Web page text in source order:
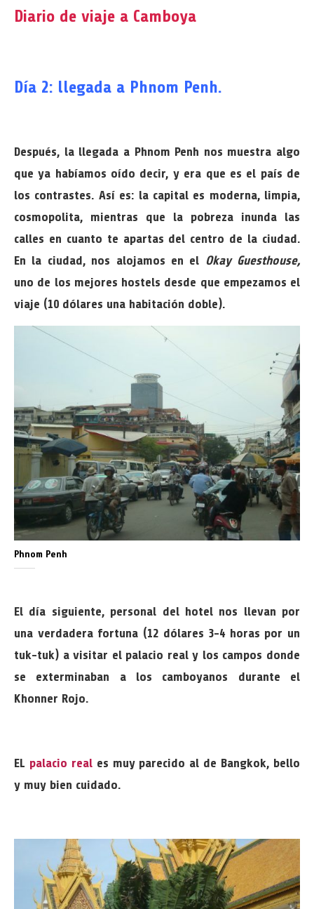
Diario de viaje a Camboya
Día 2: llegada a Phnom Penh.
Después, la llegada a Phnom Penh nos muestra algo
que ya habíamos oído decir, y era que es el país de
los contrastes. Así es: la capital es moderna, limpia,
cosmopolita, mientras que la pobreza inunda las
calles en cuanto te apartas del centro de la ciudad.
En la ciudad, nos alojamos en el Okay Guesthouse,
uno de los mejores hostels desde que empezamos el
viaje (10 dólares una habitación doble).
Phnom Penh
El día siguiente, personal del hotel nos llevan por
una verdadera fortuna (12 dólares 3-4 horas por un
tuk-tuk) a visitar el palacio real y los campos donde
se exterminaban a los camboyanos durante el
Khonner Rojo.
EL palacio reales muy parecido al de Bangkok, bello
y muy bien cuidado.